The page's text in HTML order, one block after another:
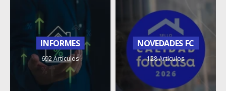
INFORMES
692 Artículos
NOVEDADES FC
128 Artículos